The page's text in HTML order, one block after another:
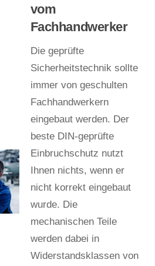
vom
Fachhandwerker
Die geprüfte
Sicherheitstechnik sollte
immer von geschulten
Fachhandwerkern
eingebaut werden. Der
beste DIN-geprüfte
Einbruchschutz nutzt
Ihnen nichts, wenn er
nicht korrekt eingebaut
wurde. Die
mechanischen Teile
werden dabei in
Widerstandsklassen von